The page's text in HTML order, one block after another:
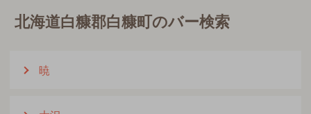
北海道白糠郡白糠町のバー検索
暁